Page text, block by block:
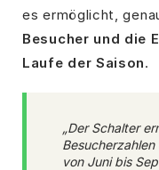
es ermöglicht,
Besucher und die
Laufe der Saison.
„Der Schalter
von Juni bis